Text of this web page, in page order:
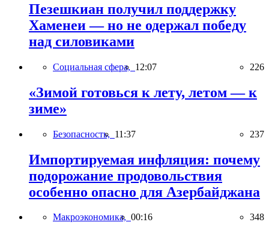
Пезешкиан получил поддержку
Хаменеи — но не одержал победу
над силовиками
Социальная сфера, 12:07 226
«Зимой готовься к лету, летом — к
зиме»
Безопасность, 11:37 237
Импортируемая инфляция: почему
подорожание продовольствия
особенно опасно для Азербайджана
Макроэкономика, 00:16 348